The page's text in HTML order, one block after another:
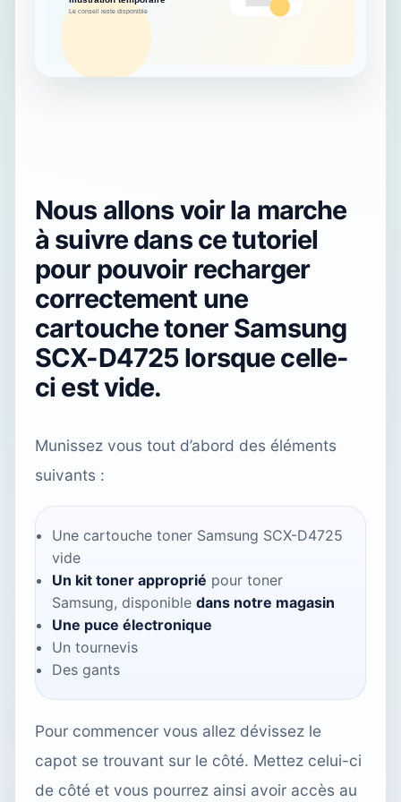
Nous allons voir la marche
à suivre dans ce tutoriel
pour pouvoir recharger
correctement une
cartouche toner Samsung
SCX-D4725 lorsque celle-
ci est vide.
Munissez vous tout d’abord des éléments
suivants :
Une cartouche toner Samsung SCX-D4725
vide
Un kit toner approprié pour toner
Samsung, disponible dans notre magasin
Une puce électronique
Un tournevis
Des gants
Pour commencer vous allez dévissez le
capot se trouvant sur le côté. Mettez celui-ci
de côté et vous pourrez ainsi avoir accès au